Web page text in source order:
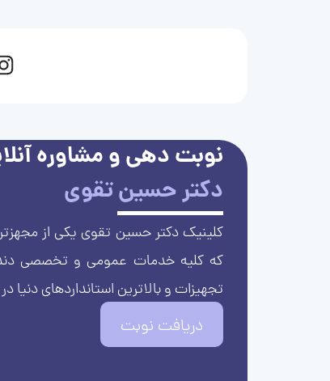
نوبت دهی و مشاوره
دکتر حسین تقوی
کلینیک دکتر حسین تقوی یکی از
که کلیه خدمات عمومی و تخصصی
تجهیزات و بالاترین استانداردهای دنیا
دریافت نوبت